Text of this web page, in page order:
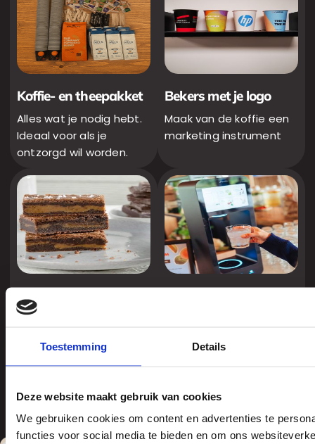
Toestemming Details
Deze website maakt gebruik van cookies
We gebruiken cookies om content en advertenties te
functies voor social media te bieden en om ons
Koffie- en theepakket
Alles wat je nodig hebt.
Ideaal voor als je
ontzorgd wil worden.
Bekers met je logo
Maak van de koffie een
marketing instrument
Iets lekkers erbij?
Zoals huisgemaakte
Chocolonely